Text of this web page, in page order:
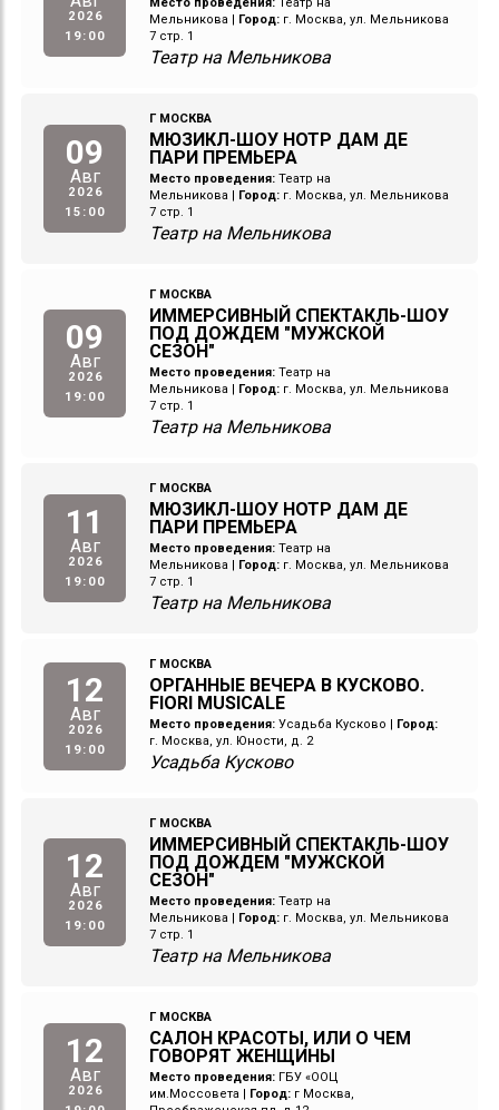
2026
19:00
Место проведения: Театр на
Мельникова
Город: г. Москва, ул. Мельникова
7 стр. 1
Театр на Мельникова
09
Авг
2026
15:00
Г МОСКВА
МЮЗИКЛ-ШОУ НОТР ДАМ ДЕ
ПАРИ ПРЕМЬЕРА
Место проведения: Театр на
Мельникова
Город: г. Москва, ул. Мельникова
7 стр. 1
Театр на Мельникова
09
Авг
2026
19:00
Г МОСКВА
ИММЕРСИВНЫЙ СПЕКТАКЛЬ-ШОУ
ПОД ДОЖДЕМ "МУЖСКОЙ
СЕЗОН"
Место проведения: Театр на
Мельникова
Город: г. Москва, ул. Мельникова
7 стр. 1
Театр на Мельникова
11
Авг
2026
19:00
Г МОСКВА
МЮЗИКЛ-ШОУ НОТР ДАМ ДЕ
ПАРИ ПРЕМЬЕРА
Место проведения: Театр на
Мельникова
Город: г. Москва, ул. Мельникова
7 стр. 1
Театр на Мельникова
12
Авг
2026
19:00
Г МОСКВА
ОРГАННЫЕ ВЕЧЕРА В КУСКОВО.
FIORI MUSICALE
Место проведения: Усадьба Кусково
Город:
г. Москва, ул. Юности, д. 2
Усадьба Кусково
12
Авг
2026
19:00
Г МОСКВА
ИММЕРСИВНЫЙ СПЕКТАКЛЬ-ШОУ
ПОД ДОЖДЕМ "МУЖСКОЙ
СЕЗОН"
Место проведения: Театр на
Мельникова
Город: г. Москва, ул. Мельникова
7 стр. 1
Театр на Мельникова
12
Авг
2026
Г МОСКВА
САЛОН КРАСОТЫ, ИЛИ О ЧЕМ
ГОВОРЯТ ЖЕНЩИНЫ
Место проведения: ГБУ «ООЦ
им.Моссовета
Город: г Москва,